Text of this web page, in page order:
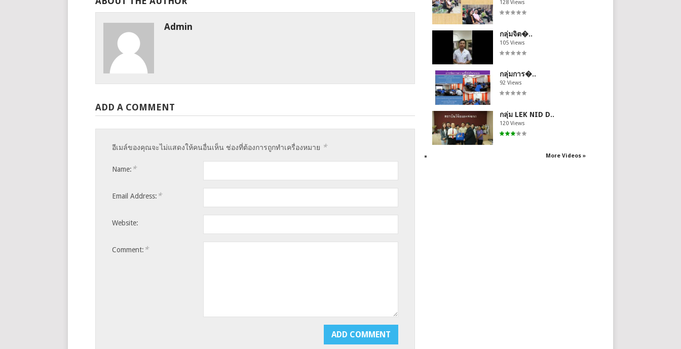
Admin
ADD A COMMENT
อีเมล์ของคุณจะไม่แสดงให้คนอื่นเห็น ช่องที่ต้องการถูกทำเครื่องหมาย *
Name: *
Email Address: *
Website:
Comment: *
128 Views
กลุ่มจิต�..
105 Views
กลุ่มการ�..
92 Views
กลุ่ม LEK NID D..
120 Views
More Videos »